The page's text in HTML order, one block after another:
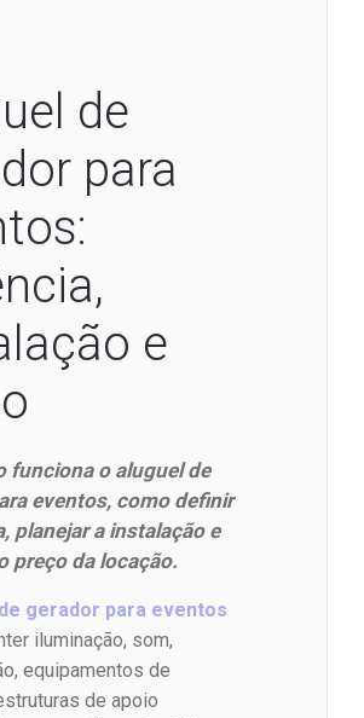
de
para
e
funciona o aluguel de
eventos, como definir
planejar a instalação e
preço da locação.
gerador para eventos
iluminação, som,
equipamentos de
de apoio